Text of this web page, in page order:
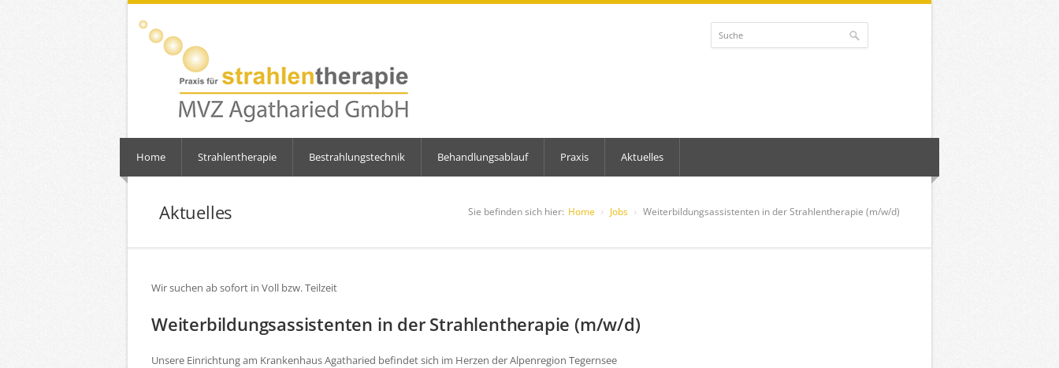
Home Strahlentherapie Bestrahlungstechnik Behandlungsablauf Praxis Aktuelles
Aktuelles Sie befinden sich hier: Home Jobs Weiterbildungsassistenten in der Strahlentherapie (m/w/d)
Wir suchen ab sofort in Voll bzw. Teilzeit
Weiterbildungsassistenten in der Strahlentherapie (m/w/d)
Unsere Einrichtung am Krankenhaus Agatharied befindet sich im Herzen der Alpenregion Tegernsee